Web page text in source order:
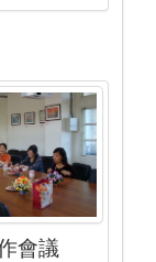
會議